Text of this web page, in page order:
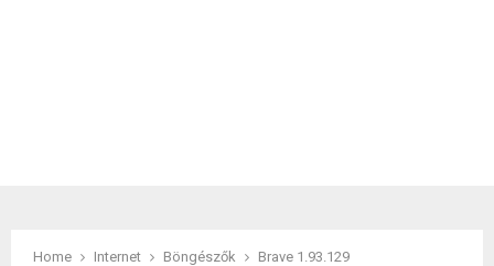
Home Internet Böngészők Brave 1.93.129